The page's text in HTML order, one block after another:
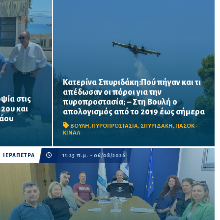
στις
και
να
σχολική
Κατερίνα Σπυριδάκη:Πού πήγαν και τι
απέδωσαν οι πόροι για την
πυροπροστασία; – Στη Βουλή ο
απολογισμός από το 2019 έως σήμερα
ΒΟΥΛΗ, ΠΥΡΟΠΡΟΣΤΑΣΙΑ, ΣΠΥΡΙΔΑΚΗ, ΠΑΣΟΚ -
ΚΙΝΑΛ
Το ΠΑΣΟΚ ζητά πλήρη απολογισμό των
χρηματοδοτήσεων από το 2019, στοιχεία
για τα προγράμματα «ΑΙΓΙΣ» και AntiNero,
καθώς και απαντήσεις για προσωπικό,
ΙΕΡΑΠΕΤΡΑ 11:25 π.μ. - 06/08/2026